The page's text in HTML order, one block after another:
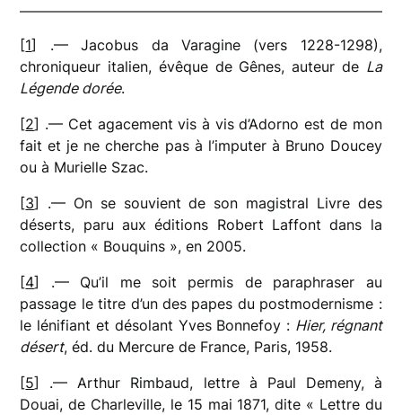
[1] .— Jacobus da Varagine (vers 1228-1298),
chroniqueur italien, évêque de Gênes, auteur de La
Légende dorée.
[2] .— Cet agacement vis à vis d’Adorno est de mon
fait et je ne cherche pas à l’imputer à Bruno Doucey
ou à Murielle Szac.
[3] .— On se souvient de son magistral Livre des
déserts, paru aux éditions Robert Laffont dans la
collection « Bouquins », en 2005.
[4] .— Qu’il me soit permis de paraphraser au
passage le titre d’un des papes du postmodernisme :
le lénifiant et désolant Yves Bonnefoy : Hier, régnant
désert, éd. du Mercure de France, Paris, 1958.
[5] .— Arthur Rimbaud, lettre à Paul Demeny, à
Douai, de Charleville, le 15 mai 1871, dite « Lettre du